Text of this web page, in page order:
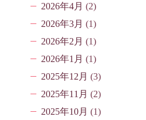
2026年4月 (2)
2026年3月 (1)
2026年2月 (1)
2026年1月 (1)
2025年12月 (3)
2025年11月 (2)
2025年10月 (1)